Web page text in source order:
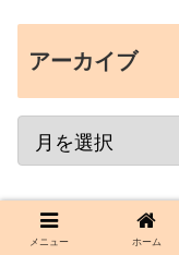
アーカイブ
メニュー ホーム